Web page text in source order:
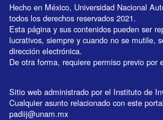
Hecho en México, Universidad Nacional
todos los derechos reservados 2021.
Esta página y sus contenidos pueden ser
lucrativos, siempre y cuando no se mutile,
dirección electrónica.
De otra forma, requiere permiso previo por
Sitio web administrado por el Instituto de
Cualquier asunto relacionado con este
padiij@unam.mx